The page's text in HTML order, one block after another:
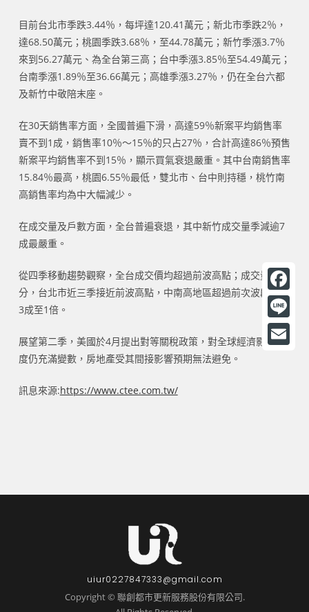
目前台北市季跌3.44％，每坪達120.41萬元；新北市季跌2％，
達68.50萬元；桃園季跌3.68％，至44.78萬元；新竹季漲3.7％
來到56.27萬元、為全台第三高；台中季漲3.85％至54.49萬元；
台南季漲1.89％至36.66萬元；高雄季漲3.27％，仍在全台六都
及新竹中敬陪末座。
在30天銷售率方面，全國普遍下滑，高達59％新案平均銷售率
賣不到1成，銷售率10％～15％的只占27％，合計高達86％預售
新案平均銷售率不到15％，顯示買氣衰退嚴重。其中台南銷售率
15.84％最高，桃園6.55％最低，雙北市、台中則持穩，桃竹南
高銷售率均為中大幅減少。
在成交量及戶數方面，全台普遍衰退，其中新竹成交量季減逾7
成最嚴重。
從四季移動趨勢觀察，全台成交價均超過前波高點；成交量部
分，台北市近三季接近前波高點，中南高地區超過前次波段高點
3成至1倍。
展望第二季，美國於4月提出對等關稅政策，對全球經濟影響程
度仍充滿變數，房地產受其間接影響預期無法避免。
訊息來源:https://www.ctee.com.tw/
uiur0227847333@gmail.com
Copyright © 聯創都市更新服務股份有限公司.
F
a
c
L